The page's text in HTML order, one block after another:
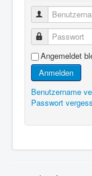
Passwort
Angemeldet
Anmelden
Benutzername
Passwort